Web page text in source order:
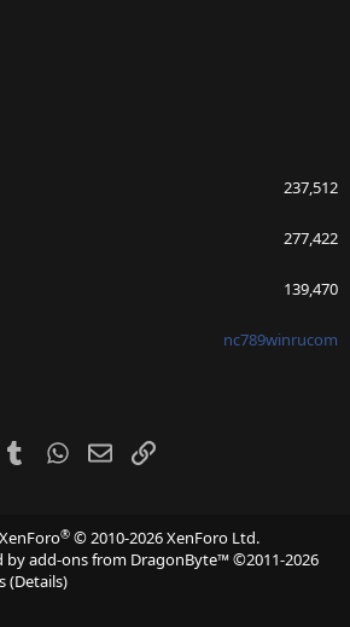
237,512
277,422
139,470
nc789winrucom
TumblrWhatsApp
EmailLink
® © 2010-2026 XenForo Ltd.
byadd-ons from DragonByte™©2011-2026
(Details)